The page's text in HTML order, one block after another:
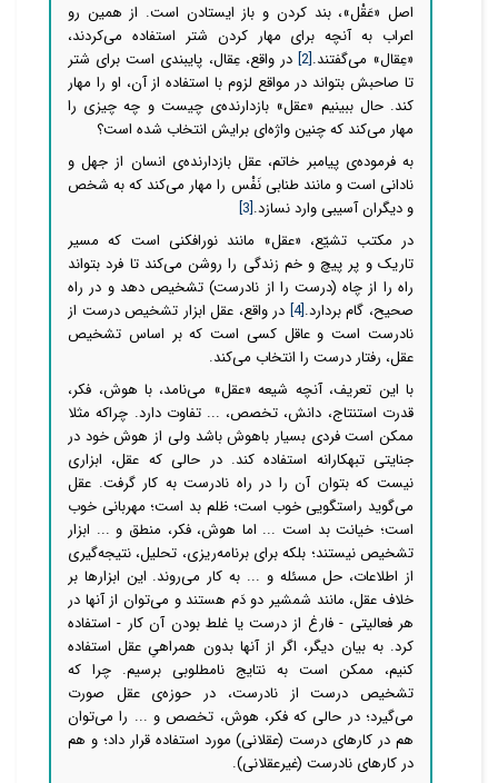
اصل «عَقْل»‏، بند كردن و باز ایستادن است. از همین رو
اعراب به آنچه برای مهار کردن شتر استفاده می‌کردند،
«عِقال» می‌گفتند.[2]
در واقع، عِقال، پایبندی است برای شتر
تا صاحبش بتواند در مواقع لزوم با استفاده از آن، او را مهار
کند. حال ببینیم «عقل» بازدارنده‌ی چیست و چه چیزی را
مهار می‌کند که چنین واژه‌ای برایش انتخاب شده است؟
به فرموده‌ی پیامبر خاتم، عقل بازدارنده‌ی انسان از جهل و
نادانی است و مانند طنابی نَفْس را مهار می‌کند که به شخص
و دیگران آسیبی وارد نسازد.[3]
در مکتب تشیّع، «عقل» مانند نورافکنی است که مسیر
تاریک و پر پیچ و خم زندگی را روشنمی‌کند تا فرد بتواند
راه را از چاه (درست را از نادرست) تشخیص دهد و در راه
صحیح، گام بردارد.[4]
در واقع، عقل ابزار تشخیص درست از
نادرست است و عاقل کسی است که بر اساس تشخیص
عقل، رفتار درست را انتخاب می‌کند.
با این تعریف، آنچه شیعه «عقل» می‌نامد، با هوش، فکر،
قدرت استنتاج، دانش، تخصص، ... تفاوت دارد. چراکه مثلا
ممکن است فردی بسیار باهوش باشد ولی از هوش خود در
جنایتی تبهکارانه استفاده کند. در حالی که عقل، ابزاری
نیست که بتوان آن را در راه نادرست به کار گرفت. عقل
می‌گوید راستگویی خوب است؛ ظلم بد است؛ مهربانی خوب
است؛ خیانت بد است ... اما هوش، فکر، منطق و ... ابزار
تشخیص نیستند؛ بلکه برای برنامه‌ریزی، تحلیل، نتیجه‌گیری
از اطلاعات، حل مسئله و ... به کار می‌روند. این ابزارها بر
خلاف عقل، مانند شمشیر دو دَم هستند و می‌توان از آنها در
هر فعالیتی - فارغ از درست یا غلط بودن آن کار - استفاده
کرد. به بیان دیگر، اگر از آنها بدون همراهیِ عقل استفاده
کنیم، ممکن است به نتایج نامطلوبی برسیم. چرا که
تشخیص درست از نادرست، در حوزه‌ی عقل صورت
می‌گیرد؛ در حالی که فکر، هوش، تخصص و ... رامی‌توان
هم در کارهای درست (عقلانی) مورد استفاده قرار داد؛ و هم
در کارهای نادرست (غیرعقلانی).